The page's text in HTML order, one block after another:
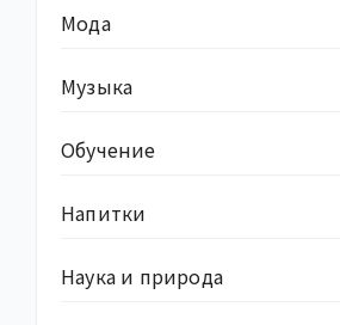
Мода
Музыка
Обучение
Напитки
Наука и природа